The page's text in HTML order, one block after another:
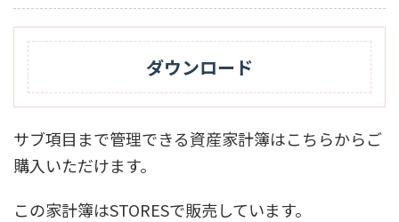
ダウンロード
サブ項目まで管理できる資産家計簿はこちらからご
購入いただけます。
この家計簿はSTORESで販売しています。